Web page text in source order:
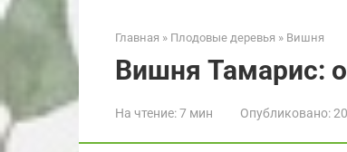
Главная » Плодовые деревья » Вишня
Вишня Тамарис:
На чтение:7 мин Опубликовано: